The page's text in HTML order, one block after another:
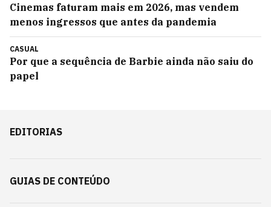
Cinemas faturam mais em 2026, mas vendem
menos ingressos que antes da pandemia
CASUAL
Por que a sequência de Barbie ainda não saiu do
papel
EDITORIAS
GUIAS DE CONTEÚDO